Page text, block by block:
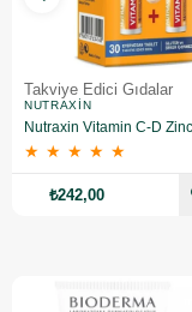
Takviye Edici Gıdalar
NUTRAXIN
★ ★ ★ ★ ★
₺242,00